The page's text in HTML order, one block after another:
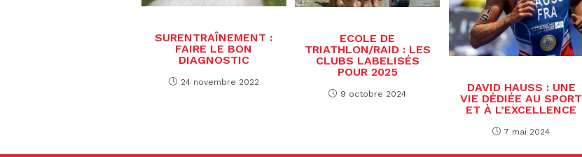
SURENTRAÎNEMENT :
FAIRE LE BON
DIAGNOSTIC
24 novembre 2022
ECOLE DE
TRIATHLON/RAID : LES
CLUBS LABELISÉS
POUR 2025
9 octobre 2024
DAVID HAUSS : UNE
VIE DÉDIÉE AU SPORT
ET À L’EXCELLENCE
7 mai 2024